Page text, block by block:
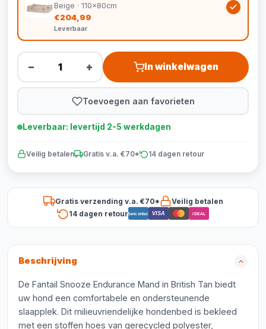
Beige · 110x80cm
€204,99
Leverbaar
− + In winkelwagen
Toevoegen aan favorieten
Leverbaar: levertijd 2-5 werkdagen
Veilig betalen Gratis v.a. €70* 14 dagen retour
Gratis verzending v.a. €70*
Veilig betalen
14 dagen retourBancontact VISA iDEAL
Beschrijving
De Fantail Snooze Endurance Mand in British Tan biedt
uw hond een comfortabele en ondersteunende
slaapplek. Dit milieuvriendelijke hondenbed is bekleed
met een stoffen hoes van gerecycled polyester,